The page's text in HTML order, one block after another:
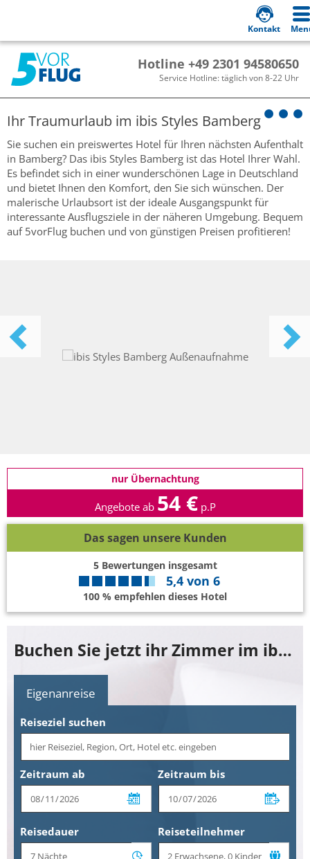
Hotline +49 2301 94580650
Service Hotline: täglich von 8-22 Uhr
Kontakt
Ihr Traumurlaub im ibis Styles Bamberg
Sie suchen ein preiswertes Hotel für Ihren nächsten Aufenthalt
in Bamberg? Das ibis Styles Bamberg ist das Hotel Ihrer Wahl.
Es befindet sich in einer wunderschönen Lage in Deutschland
und bietet Ihnen den Komfort, den Sie sich wünschen. Der
malerische Urlaubsort ist der ideale Ausgangspunkt für
interessante Ausflugsziele in der näheren Umgebung. Bequem
auf 5vorFlug buchen und von günstigen Preisen profitieren!
nur Übernachtung
Angebote ab 54 € p.P
Das sagen unsere Kunden
5Bewertungen insgesamt
5,4 von 6
100 % empfehlen dieses Hotel
Buchen Sie jetzt ihr Zimmer im ibis Styles Bamberg
Eigenanreise
Reiseziel suchen
Zeitraum ab Zeitraum bis
Reisedauer Reiseteilnehmer